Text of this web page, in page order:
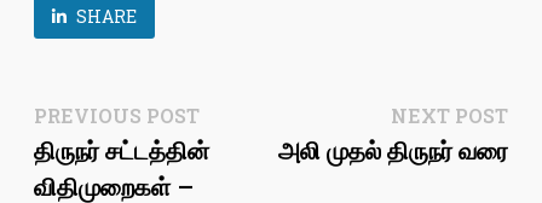
SHARE
Post
navigation
PREVIOUS POSTPrevious
post:
திருநர் சட்டத்தின்
விதிமுறைகள் –
NEXT POST
அலி முதல் திருநர் வரை